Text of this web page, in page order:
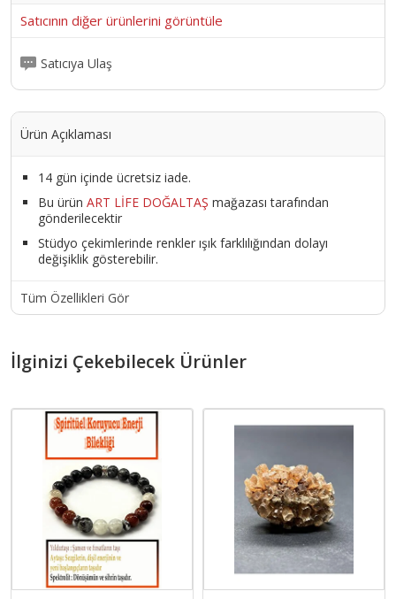
Satıcının diğer ürünlerini görüntüle
Satıcıya Ulaş
Ürün Açıklaması
14 gün içinde ücretsiz iade.
Bu ürün ART LİFE DOĞALTAŞ mağazası tarafından
gönderilecektir
Stüdyo çekimlerinde renkler ışık farklılığından dolayı
değişiklik gösterebilir.
Tüm Özellikleri Gör
İlginizi Çekebilecek Ürünler